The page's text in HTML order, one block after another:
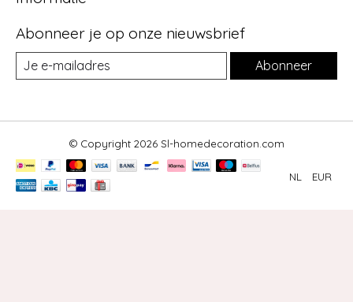
Abonneer je op onze nieuwsbrief
Abonneer
© Copyright 2026 Sl-homedecoration.com
NL EUR